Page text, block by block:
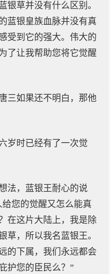
银草并没有什么区别。
蓝银皇族血脉并没有真
受到它的强大。伟大的
了让我帮助您将它觉醒
三如果还不明白，那他
岁时已经有了一次觉
法，蓝银王耐心的说
您的觉醒又怎么能真
在这片大陆上，我是除
草，所以我名蓝银王。
的下属，我们永远都会
护您的臣民么？”